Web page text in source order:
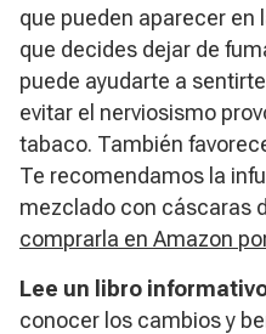
que pueden aparecer en
que decides dejar de
puede ayudarte a
evitar el nerviosismo
tabaco. También
Te recomendamos la
mezclado con cáscaras
comprarla en Amazon
Lee un libro
conocer los cambios y